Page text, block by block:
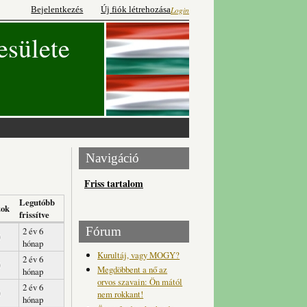
Login
Bejelentkezés Új fiók létrehozása
Legutóbb
frissítve
2 év 6
hónap
2 év 6
hónap
2 év 6
hónap
Navigáció
Friss tartalom
Fórum
Kurultáj, vagy MOGY?
Megdöbbent a nő az
orvos szavain: Ön mától
nem rokkant!